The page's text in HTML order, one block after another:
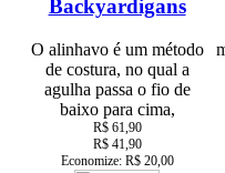
Backyardigans
O alinhavo é um método
de costura, no qual a
agulha passa o fio de
baixo para cima,
R$ 61,90
R$ 41,90
Economize: R$ 20,00